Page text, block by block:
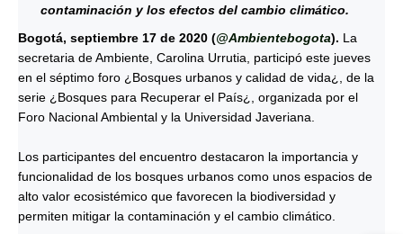
contaminación y los efectos del cambio climático.
Bogotá, septiembre 17 de 2020 (@Ambientebogota). La
secretaria de Ambiente, Carolina Urrutia, participó este jueves
en el séptimo foro ¿Bosques urbanos y calidad de vida¿, de la
serie ¿Bosques para Recuperar el País¿, organizada por el
Foro Nacional Ambiental y la Universidad Javeriana.
Los participantes del encuentro destacaron la importancia y
funcionalidad de los bosques urbanos como unos espacios de
alto valor ecosistémico que favorecen la biodiversidad y
permiten mitigar la contaminación y el cambio climático.